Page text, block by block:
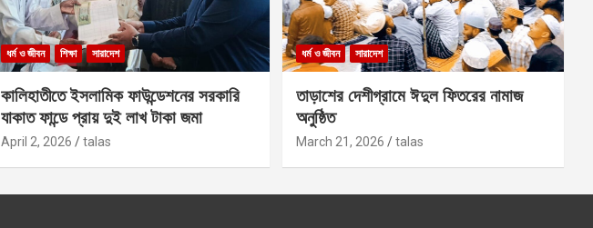
ধর্ম ও জীবন শিক্ষা সারাদেশ
কালিহাতীতে ইসলামিক ফাউন্ডেশনের সরকারি
যাকাত ফান্ডে প্রায় দুই লাখ টাকা জমা
April 2, 2026 talas
ধর্ম ও জীবন সারাদেশ
তাড়াশের দেশীগ্রামে ঈদুল ফিতরের নামাজ
অনুষ্ঠিত
March 21, 2026 talas